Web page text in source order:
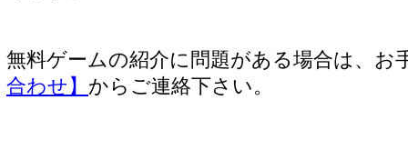
無料ゲームの紹介に問題がある場合は、お
合わせ】 からご連絡下さい。